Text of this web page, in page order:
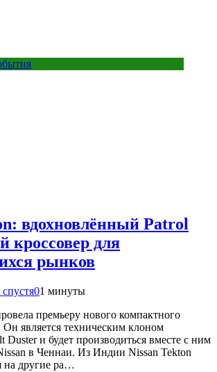
вдохновлённый Patrol
кроссовер для
рынков
01 минуты
премьеру нового компактного
Он является техническим клоном
Duster и будет производиться вместе с ним
в Ченнаи. Из Индии Nissan Tekton
на другие ра…